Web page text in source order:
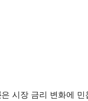
은 시장 금리 변화에